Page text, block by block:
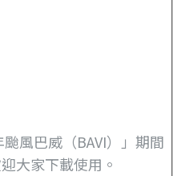
風巴威（BAVI）」期間
大家下載使用。